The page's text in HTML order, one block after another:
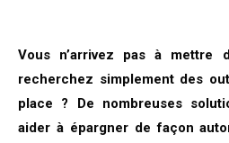
Vous n’arrivez pas à mettre
recherchez simplement des
place ? De nombreuses
aider à épargner de façon